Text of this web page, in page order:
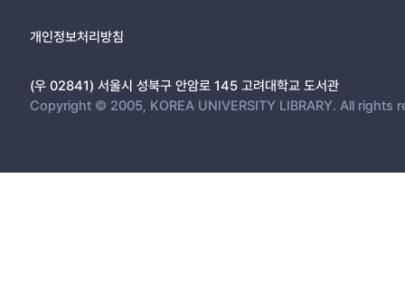
개인정보처리방침
(우 02841) 서울시 성북구 안암로 145 고려대학교 도서관
Copyright © 2005, KOREA UNIVERSITY LIBRARY. All rights